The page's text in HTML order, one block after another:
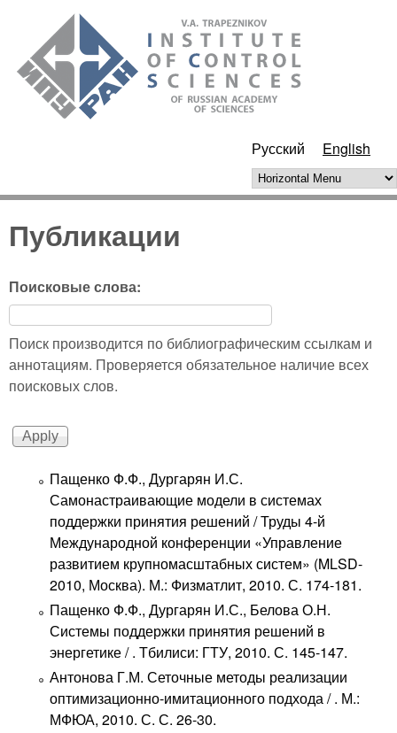
ИПУ
РАН
Русский English
Horizontal Menu
Публикации
Поисковые слова:
Поиск производится по библиографическим ссылкам и
аннотациям. Проверяется обязательное наличие всех
поисковых слов.
Пащенко Ф.Ф., Дургарян И.С.
Самонастраивающие модели в системах
поддержки принятия решений / Труды 4-й
Международной конференции «Управление
развитием крупномасштабных систем» (MLSD-
2010, Москва). М.: Физматлит, 2010. С. 174-181.
Пащенко Ф.Ф., Дургарян И.С., Белова О.Н.
Системы поддержки принятия решений в
энергетике / . Тбилиси: ГТУ, 2010. С. 145-147.
Антонова Г.М. Сеточные методы реализации
оптимизационно-имитационного подхода / . М.:
МФЮА, 2010. С. С. 26-30.